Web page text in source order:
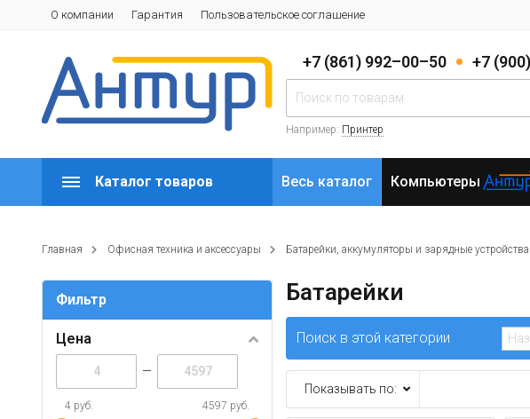
О компании Гарантия Пользовательское соглашение
+7 (861) 992–00–50 +7
Например: Принтер
Каталог товаров Весь каталог Компьютеры
Главная Офисная техника и аксессуары Батарейки, аккумуляторы и зарядные устройства
Фильтр
Цена
—
4 руб. 4597 руб.
Батарейки
Поиск в этой категории
Показывать по: